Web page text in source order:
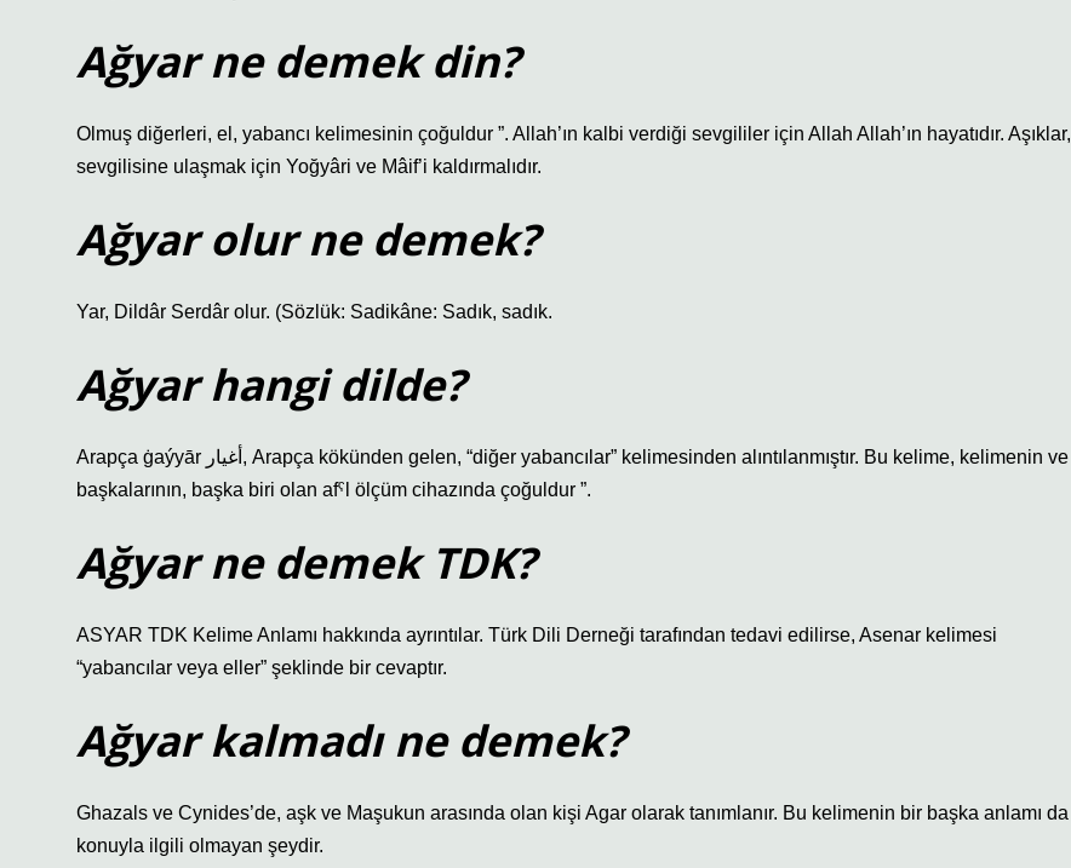
Ağyar ne demek din?
Olmuş diğerleri, el, yabancı kelimesinin çoğuldur ”. Allah’ın kalbi verdiği sevgililer için Allah Allah’ın hayatıdır. Aşıklar,
sevgilisine ulaşmak için Yoğyâri ve Mâif’i kaldırmalıdır.
Ağyar olur ne demek?
Yar, Dildâr Serdâr olur. (Sözlük: Sadikâne: Sadık, sadık.
Ağyar hangi dilde?
Arapça ġaýyār أغيار, Arapça kökünden gelen, “diğer yabancılar” kelimesinden alıntılanmıştır. Bu kelime, kelimenin ve
başkalarının, başka biri olan afˁl ölçüm cihazında çoğuldur ”.
Ağyar ne demek TDK?
ASYAR TDK Kelime Anlamı hakkında ayrıntılar. Türk Dili Derneği tarafından tedavi edilirse, Asenar kelimesi
“yabancılar veya eller” şeklinde bir cevaptır.
Ağyar kalmadı ne demek?
Ghazals ve Cynides’de, aşk ve Maşukun arasında olan kişi Agar olarak tanımlanır. Bu kelimenin bir başka anlamı da
konuyla ilgili olmayan şeydir.